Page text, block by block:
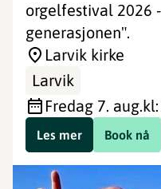
orgelfestival 2026
generasjonen".
Larvik kirke
Larvik
fredag 7. aug.
Book nå
Les mer